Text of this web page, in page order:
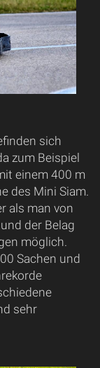
sich
zum Beispiel
einem 400 m
des Mini Siam.
als man von
der Belag
möglich.
Sachen und
sehr